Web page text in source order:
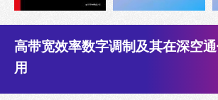
高带宽效率数字调制及其在深空
用